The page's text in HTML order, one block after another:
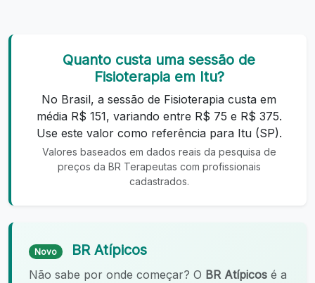
Quanto custa uma sessão de
Fisioterapia em Itu?
No Brasil, a sessão de Fisioterapia custa em
média R$ 151, variando entre R$ 75 e R$ 375.
Use este valor como referência para Itu (SP).
Valores baseados em dados reais da pesquisa de
preços da BR Terapeutas com profissionais
cadastrados.
Novo BR Atípicos
Não sabe por onde começar? O BR Atípicos é a